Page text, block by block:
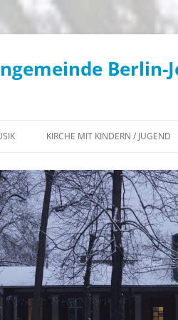
Berlin-
KIRCHE MIT KINDERN / JUGEND
KIKI – TERMINE
KONFIRMATION 2027
JUGEND – AKTUELLES
JG²
JUGEND – TERMINE